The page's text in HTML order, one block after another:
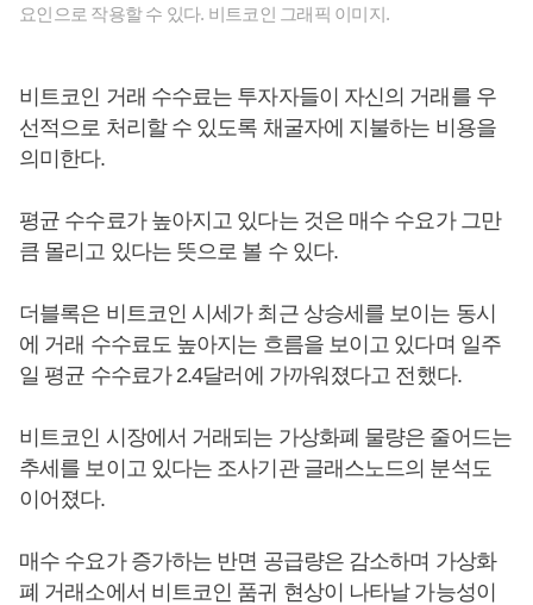
요인으로 작용할 수 있다. 비트코인 그래픽 이미지.
비트코인 거래 수수료는 투자자들이 자신의 거래를 우
선적으로 처리할 수 있도록 채굴자에 지불하는 비용을
의미한다.
평균 수수료가 높아지고 있다는 것은 매수 수요가 그만
큼 몰리고 있다는 뜻으로 볼 수 있다.
더블록은 비트코인 시세가 최근 상승세를 보이는 동시
에 거래 수수료도 높아지는 흐름을 보이고 있다며 일주
일 평균 수수료가 2.4달러에 가까워졌다고 전했다.
비트코인 시장에서 거래되는 가상화폐 물량은 줄어드는
추세를 보이고 있다는 조사기관 글래스노드의 분석도
이어졌다.
매수 수요가 증가하는 반면 공급량은 감소하며 가상화
폐 거래소에서 비트코인 품귀 현상이 나타날 가능성이